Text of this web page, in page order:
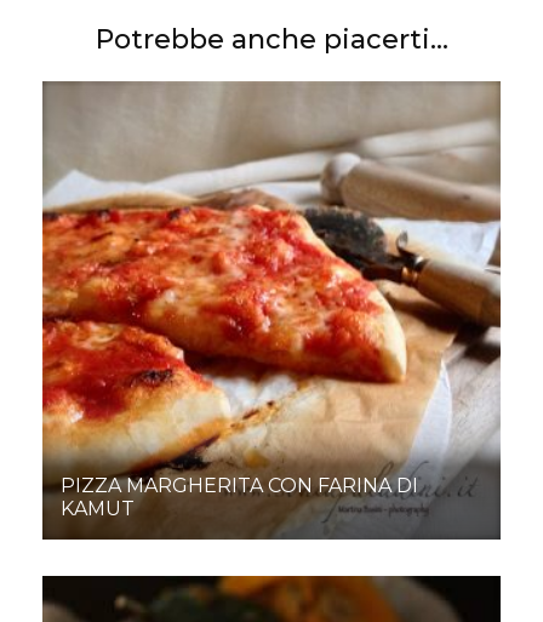
Potrebbe anche piacerti...
PIZZA MARGHERITA CON FARINA DI
KAMUT